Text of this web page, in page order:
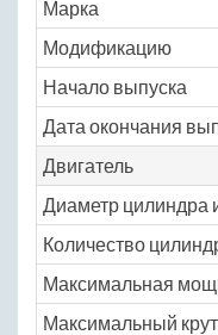
Марка
Модификацию
Начало выпуска
Дата окончания
Двигатель
Диаметр цилиндра
Количество
Максимальная
Максимальный